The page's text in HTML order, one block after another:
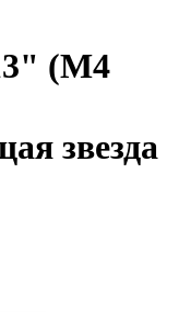
(М4
звезда